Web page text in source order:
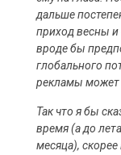
дальше
приход весны и
вроде бы
глобального
рекламы может
Так что я бы
время (а до
месяца), скорее